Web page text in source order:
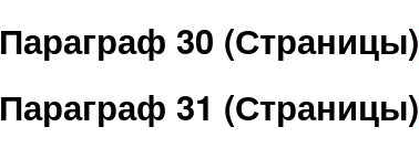
Параграф 30 (Страницы)
Параграф 31 (Страницы)